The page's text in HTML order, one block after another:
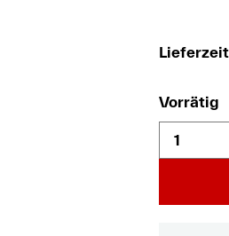
Vorrätig